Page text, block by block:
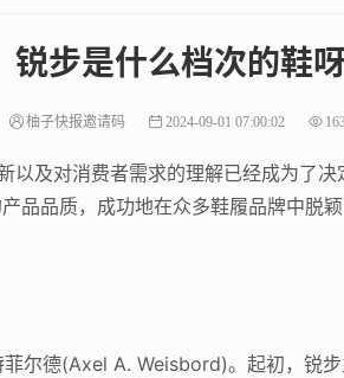
锐步是什么档次的鞋
柚子快报邀请码 2024-09-01 07:00:02
以及对消费者需求的理解已经成为了
品品质，成功地在众多鞋履品牌中脱
尔德(Axel A. Weisbord)。起初，锐